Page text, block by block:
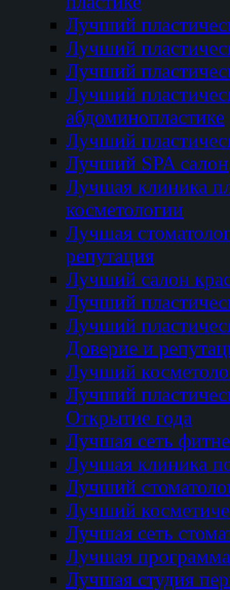
Лучший
Лучший
Лучший
Лучший
абдоминопластике
Лучший
Лучший SPA салон
Лучшая клиника
косметологии
Лучшая
репутация
Лучший салон
Лучший
Лучший
Доверие и
Лучший
Лучший
Открытие года
Лучшая сеть
Лучшая клиника
Лучший
Лучший
Лучшая сеть
Лучшая программа
Лучшая студия